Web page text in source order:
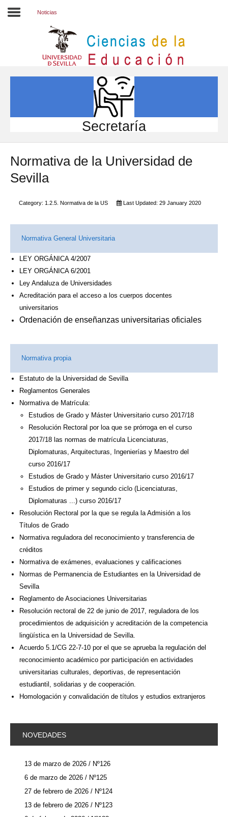
INVESTIGACIÓN
INTERNACIONAL
Directorio FCCE
Noticias
Secretaría
Normativa de la Universidad de
Sevilla
Category: 1.2.5. Normativa de la US Last Updated: 29 January 2020
Normativa General Universitaria
LEY ORGÁNICA 4/2007
LEY ORGÁNICA 6/2001
Ley Andaluza de Universidades
Acreditación para el acceso a los cuerpos docentes
universitarios
Ordenación de enseñanzas universitarias oficiales
Normativa propia
Estatuto de la Universidad de Sevilla
Reglamentos Generales
Normativa de Matrícula:
Estudios de Grado y Máster Universitario curso 2017/18
Resolución Rectoral por loa que se prórroga en el curso
2017/18 las normas de matrícula Licenciaturas,
Diplomaturas, Arquitecturas, Ingenierías y Maestro del
curso 2016/17
Estudios de Grado y Máster Universitario curso 2016/17
Estudios de primer y segundo ciclo (Licenciaturas,
Diplomaturas ...) curso 2016/17
Resolución Rectoral por la que se regula la Admisión a los
Títulos de Grado
Normativa reguladora del reconocimiento y transferencia de
créditos
Normativa de exámenes, evaluaciones y calificaciones
Normas de Permanencia de Estudiantes en la Universidad de
Sevilla
Reglamento de Asociaciones Universitarias
Resolución rectoral de 22 de junio de 2017, reguladora de los
procedimientos de adquisición y acreditación de la competencia
lingüística en la Universidad de Sevilla.
Acuerdo 5.1/CG 22-7-10 por el que se aprueba la regulación del
reconocimiento académico por participación en actividades
universitarias culturales, deportivas, de representación
estudiantil, solidarias y de cooperación.
Homologación y convalidación de títulos y estudios extranjeros
NOVEDADES
13 de marzo de 2026 / Nº126
6 de marzo de 2026 / Nº125
27 de febrero de 2026 / Nº124
13 de febrero de 2026 / Nº123